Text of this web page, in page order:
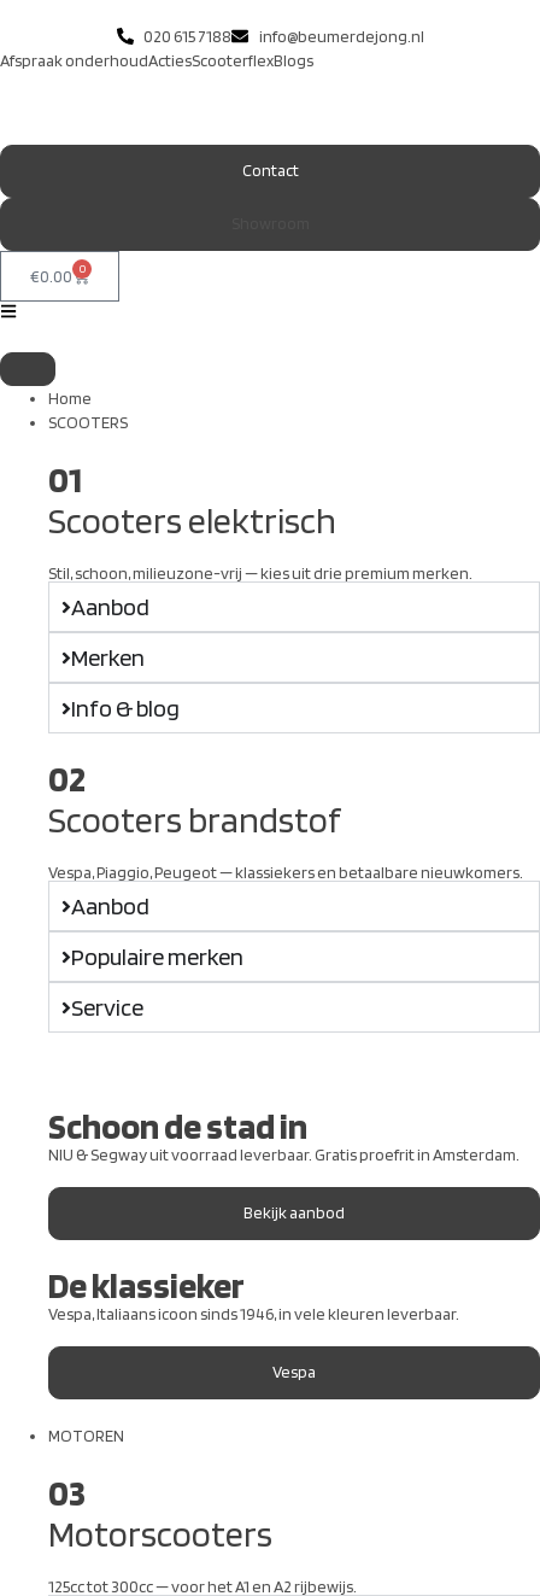
020 615 7188
info@beumerdejong.nl
Afspraak onderhoudActiesScooterflexBlogs
Contact
€0.00 0
Home
SCOOTERS
01
Scooters elektrisch
Stil, schoon, milieuzone-vrij — kies uit drie premium merken.
Aanbod
Merken
Info & blog
02
Scooters brandstof
Vespa, Piaggio, Peugeot — klassiekers en betaalbare nieuwkomers.
Aanbod
Populaire merken
Service
Schoon de stad in
NIU & Segway uit voorraad leverbaar. Gratis proefrit in Amsterdam.
Bekijk aanbod
De klassieker
Vespa, Italiaans icoon sinds 1946, in vele kleuren leverbaar.
Vespa
MOTOREN
03
Motorscooters
125cc tot 300cc — voor het A1 en A2 rijbewijs.